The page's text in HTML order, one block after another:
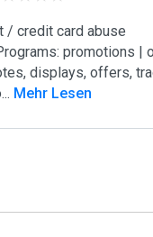
/ credit card abuse
promotions
displays, offers,
... Mehr Lesen